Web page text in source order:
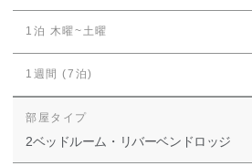
2ベッドルーム・リバーベンドロッジ